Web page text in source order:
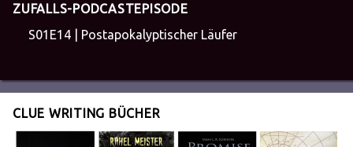
ZUFALLS-PODCASTEPISODE
S01E14 | Postapokalyptischer Läufer
CLUE WRITING BÜCHER